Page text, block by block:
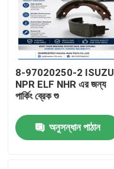
8-97020250-2 ISUZU
NPR ELF NHR এর জন্য
পার্কিং ব্রেক শু
অনুসন্ধান পাঠান